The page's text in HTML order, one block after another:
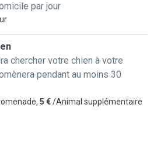
par jour
chercher votre chien à votre
pendant au moins 30
5 €/Animal supplémentaire